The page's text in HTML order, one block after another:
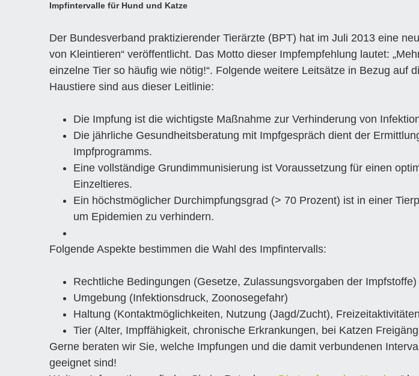
Impfintervalle für Hund und Katze
Der Bundesverband praktizierender Tierärzte (BPT) hat im Juli 2013 eine
von Kleintieren“ veröffentlicht. Das Motto dieser Impfempfehlung lautet:
einzelne Tier so häufig wie nötig!“. Folgende weitere Leitsätze in Bezug auf
Haustiere sind aus dieser Leitlinie:
Die Impfung ist die wichtigste Maßnahme zur Verhinderung von
Die jährliche Gesundheitsberatung mit Impfgespräch dient der
Impfprogramms.
Eine vollständige Grundimmunisierung ist Voraussetzung für einen
Einzeltieres.
Ein höchstmöglicher Durchimpfungsgrad (> 70 Prozent) ist in einer
um Epidemien zu verhindern.
Folgende Aspekte bestimmen die Wahl des Impfintervalls:
Rechtliche Bedingungen (Gesetze, Zulassungsvorgaben der Impfstoffe)
Umgebung (Infektionsdruck, Zoonosegefahr)
Haltung (Kontaktmöglichkeiten, Nutzung (Jagd/Zucht),
Tier (Alter, Impffähigkeit, chronische Erkrankungen, bei Katzen
Gerne beraten wir Sie, welche Impfungen und die damit verbundenen
geeignet sind!